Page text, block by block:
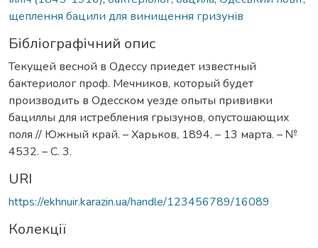
щеплення бацили для винищення гризунів
Бібліографічний опис
Текущей весной в Одессу приедет известный
бактериолог проф. Мечников, который будет
производить в Одесском уезде опыты прививки
бациллы для истребления грызунов, опустошающих
поля // Южный край. – Харьков, 1894. – 13 марта. – №
4532. – С. 3.
URI
https://ekhnuir.karazin.ua/handle/123456789/16089
Колекції